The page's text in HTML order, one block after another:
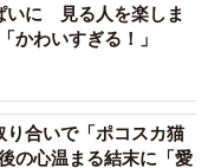
いに 見る人を楽しま
かわいすぎる！」
り合いで「ポコスカ猫
の心温まる結末に「愛